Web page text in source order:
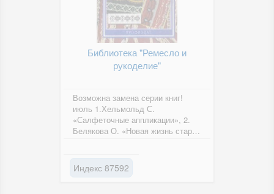
Библиотека "Ремесло и
рукоделие"
Возможна замена серии книг!
июль 1.Хельмольд С.
«Салфеточные аппликации», 2.
Белякова О. «Новая жизнь старой
Индекс 87592